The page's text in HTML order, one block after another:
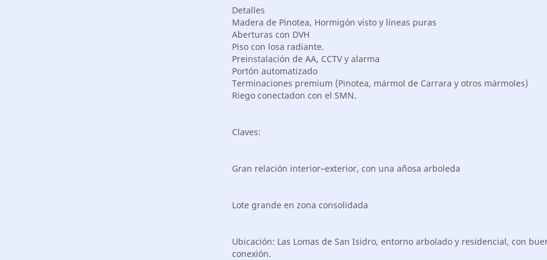
Detalles
Madera de Pinotea, Hormigón visto y líneas puras
Aberturas con DVH
Piso con losa radiante.
Preinstalación de AA, CCTV y alarma
Portón automatizado
Terminaciones premium (Pinotea, mármol de Carrara y otros mármoles)
Riego conectadon con el SMN.
Claves:
Gran relación interior–exterior, con una añosa arboleda
Lote grande en zona consolidada
Ubicación: Las Lomas de San Isidro, entorno arbolado y residencial, con
conexión.